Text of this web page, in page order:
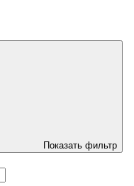
Показать фильтр